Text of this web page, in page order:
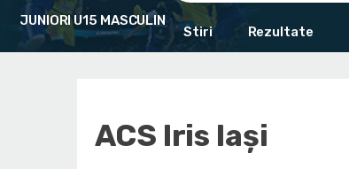
JUNIORI U15 MASCULIN
Stiri Rezultate
ACS Iris Iași